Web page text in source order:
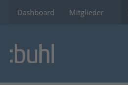
Dashboard Mitglieder